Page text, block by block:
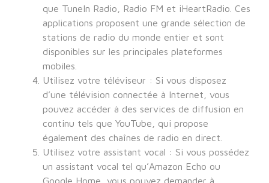
que TuneIn Radio, Radio FM et iHeartRadio. Ces
applications proposent une grande sélection de
stations de radio du monde entier et sont
disponibles sur les principales plateformes
mobiles.
Utilisez votre téléviseur : Si vous disposez
d’une télévision connectée à Internet, vous
pouvez accéder à des services de diffusion en
continu tels que YouTube, qui propose
également des chaînes de radio en direct.
Utilisez votre assistant vocal : Si vous possédez
un assistant vocal tel qu’Amazon Echo ou
Google Home, vous pouvez demander à